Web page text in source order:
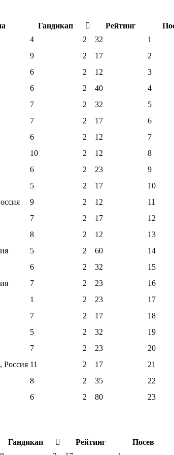
Гандикап Рейтинг
4 2 32
1
9 2 17
2
6 2 12
3
6 2 40
4
7 2 32
5
7 2 17
6
6 2 12
7
10 2 12
8
6 2 23
9
5 2 17
10
9 2 12
11
7 2 17
12
8 2 12
13
5 2 60
14
6 2 32
15
7 2 23
16
1 2 23
17
7 2 17
18
5 2 32
19
7 2 23
20
Россия 11 2 17
21
8 2 35
22
6 2 80 23
Гандикап Рейтинг
Посев